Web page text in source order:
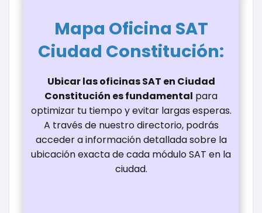
Mapa Oficina SAT
Ciudad Constitución:
Ubicar las oficinas SAT en Ciudad
Constitución es fundamental para
optimizar tu tiempo y evitar largas esperas.
A través de nuestro directorio, podrás
acceder a información detallada sobre la
ubicación exacta de cada módulo SAT en la
ciudad.